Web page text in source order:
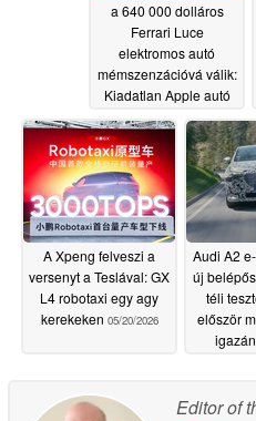
a 640 000 dolláros
Ferrari Luce
elektromos autó
mémszenzációvá válik:
Kiadatlan Apple autó
05/27/2026
A Xpeng felveszi a
versenyt a Teslával: GX
L4 robotaxi egy agy
kerekeken 05/20/2026
Audi A2
új
téli
először
igazán
Editor of